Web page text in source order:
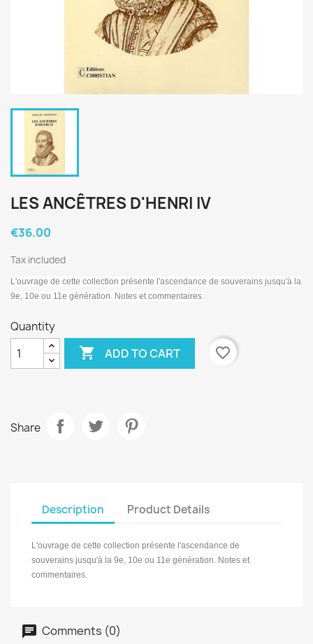
LES ANCÊTRES D'HENRI IV
€36.00
Tax included
L'ouvrage de cette collection présente l'ascendance de souverains jusqu'à la
9e, 10e ou 11e génération. Notes et commentaires.
Quantity
 ADD TO CART favorite_border
Share
Description Product Details
L'ouvrage de cette collection présente l'ascendance de
souverains jusqu'à la 9e, 10e ou 11e génération. Notes et
commentaires.
Comments (0)